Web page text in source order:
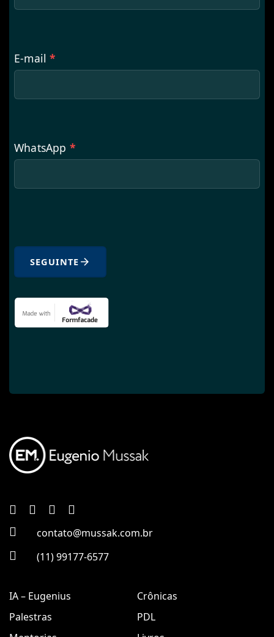
E-mail*
WhatsApp *
SEGUINTE arrow_forward
contato@mussak.com.br
(11) 99177-6577
IA – Eugenius
Crônicas
Palestras
PDL